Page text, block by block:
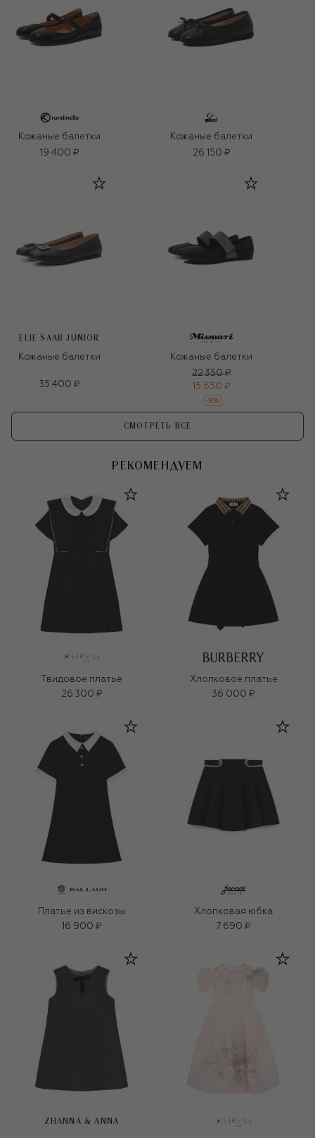
Кожаные балетки
19 400 ₽
Кожаные балетки
26 150 ₽
ELIE SAAB JUNIOR
Кожаные балетки
35 400 ₽
Кожаные балетки
22 350 ₽
15 650 ₽
-30%
СМОТРЕТЬ ВСЕ
РЕКОМЕНДУЕМ
Твидовое платье
26 300 ₽
Хлопковое платье
36 000 ₽
Платье из вискозы
16 900 ₽
Хлопковая юбка
7 690 ₽
ZHANNA & ANNA